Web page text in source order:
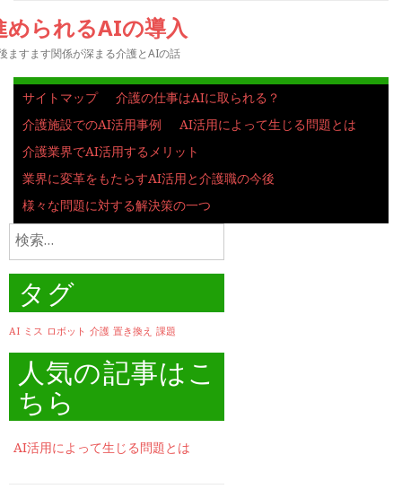
められるAIの導入
ますます関係が深まる介護とAIの話
サイトマップ
介護の仕事はAIに取られる？
介護施設でのAI活用事例
AI活用によって生じる問題とは
介護業界でAI活用するメリット
業界に変革をもたらすAI活用と介護職の今後
様々な問題に対する解決策の一つ
検
索:
タグ
AI ミス ロボット 介護 置き換え 課題
人気の記事はこ
ちら
AI活用によって生じる問題とは